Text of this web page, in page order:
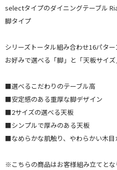
selectタイプのダイニングテーブル
脚タイプ
シリーズトータル組み合わせ16パター
お好みで選べる「脚」と「天板サイズ
■選べるこだわりのテーブル高
■安定感のある重厚な脚デザイン
■2サイズの選べる天板
■シンプルで厚みのある天板
■なめらかな肌触り、やわらかい木目
※こちらの商品はお客様組み立てとな